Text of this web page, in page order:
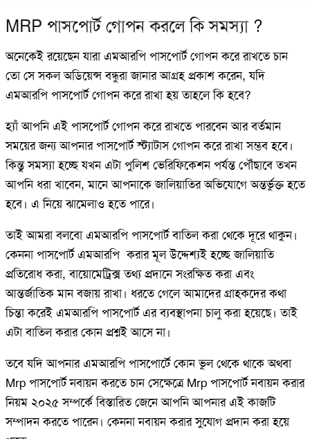
MRP পাসপোর্ট গোপন করলে কি সমস্যা ?
অনেকেই রয়েছেন যারা এমআরপি পাসপোর্ট গোপন করে রাখতে চান
তো সে সকল অডিয়েন্স বন্ধুরা জানার আগ্রহ প্রকাশ করেন, যদি
এমআরপি পাসপোর্ট গোপন করে রাখা হয় তাহলে কি হবে?
হ্যাঁ আপনি এই পাসপোর্ট গোপন করে রাখতে পারবেন আর বর্তমান
সময়ের জন্য আপনার পাসপোর্ট স্ট্যাটাস গোপন করে রাখা সম্ভব হবে।
কিন্তু সমস্যা হচ্ছে যখন এটা পুলিশ ভেরিফিকেশন পর্যন্ত পৌঁছাবে তখন
আপনি ধরা খাবেন, মানে আপনাকে জালিয়াতির অভিযোগে অন্তর্ভুক্ত হতে
হবে। এ নিয়ে ঝামেলাও হতে পারে।
তাই আমরা বলবো এমআরপি পাসপোর্ট বাতিল করা থেকে দূরে থাকুন।
কেননা পাসপোর্ট এমআরপি করার মূল উদ্দেশ্যই হচ্ছে জালিয়াতি
প্রতিরোধ করা, বায়োমেট্রিক্স তথ্য প্রদানে সংরক্ষিত করা এবং
আন্তর্জাতিক মান বজায় রাখা। ধরতে গেলে আমাদের গ্রাহকদের কথা
চিন্তা করেই এমআরপি পাসপোর্ট এর ব্যবস্থাপনা চালু করা হয়েছে। তাই
এটা বাতিল করার কোন প্রশ্নই আসে না।
তবে যদি আপনার এমআরপি পাসপোর্টে কোন ভুল থেকে থাকে অথবা
Mrp পাসপোর্ট নবায়ন করতে চান সেক্ষেত্রে Mrp পাসপোর্ট নবায়ন করার
নিয়ম ২০২৫ সম্পর্কে বিস্তারিত জেনে আপনি আপনার এই কাজটি
সম্পাদন করতে পারেন। কেননা নবায়ন করার সুযোগ প্রদান করা হয়ে